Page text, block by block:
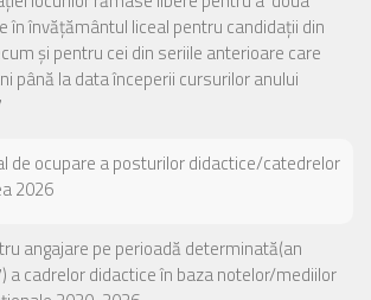
de ocupare a posturilor didactice/catedrelor
2026
angajare pe perioadă determinată(an
2020-2026
învățământul liceal pentru candidații din
și pentru cei din seriile anterioare care